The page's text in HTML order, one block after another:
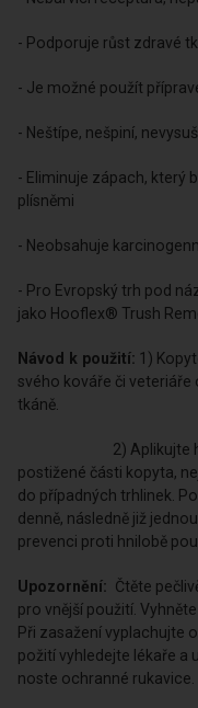
- Podporuje růst zdravé
- Je možné použít
- Neštípe, nešpiní,
- Eliminuje zápach, který
plísněmi
- Neobsahuje
- Pro Evropský trh pod
jako Hooflex® Trush
Návod k použití: 1)
svého kováře či
tkáně.
2) Aplikujte hojně
postižené části kopyta,
do případných trhlinek.
denně, následně již
prevenci proti hnilobě
Upozornění: Čtěte
pro vnější použití.
Při zasažení vyplachujte
požití vyhledejte lékaře a
noste ochranné rukavice.